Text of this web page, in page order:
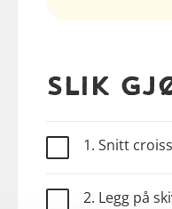
Slik
1. Snitt
2. Legg på